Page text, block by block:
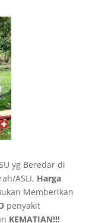
yg Beredar di
ASLI, Harga
Memberikan
penyakit
KEMATIAN!!!